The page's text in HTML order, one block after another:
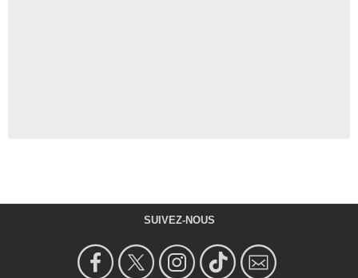
SUIVEZ-NOUS